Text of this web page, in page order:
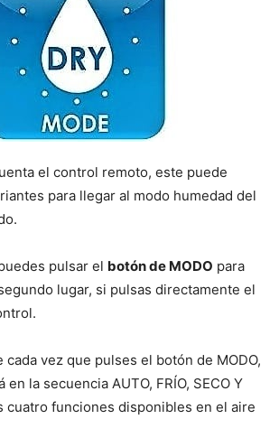
el control remoto, este puede
para llegar al modo humedad del
pulsar el botón de MODO para
lugar, si pulsas directamente el
cada vez que pulses el botón de MODO,
en la secuencia AUTO, FRÍO, SECO Y
cuatro funciones disponibles en el aire